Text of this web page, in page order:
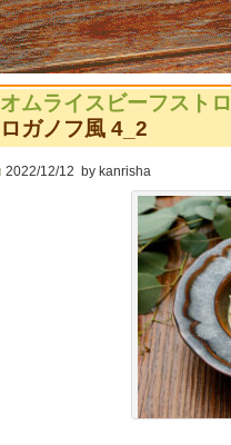
オムライスビーフスト
ロガノフ風 4_2
2022/12/12 by kanrisha